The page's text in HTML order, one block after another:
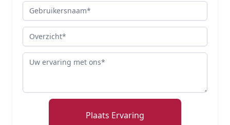
Gebruikersnaam
Overzicht
Review
Plaats Ervaring